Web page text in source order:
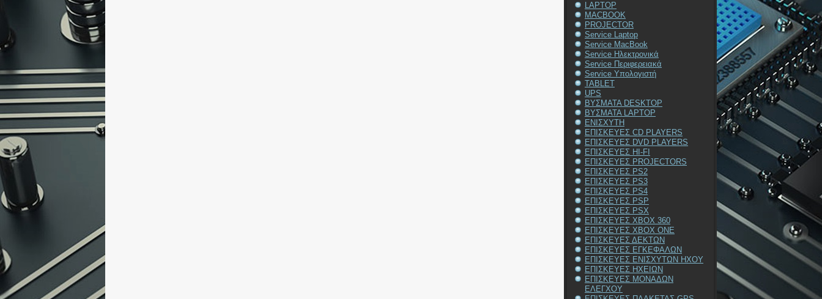
LAPTOP
MACBOOK
PROJECTOR
Service Laptop
Service MacBook
Service Ηλεκτρονικά
Service Περιφερειακά
Service Υπολογιστή
TABLET
UPS
ΒΥΣΜΑΤΑ DESKTOP
ΒΥΣΜΑΤΑ LAPTOP
ΕΝΙΣΧΥΤΗ
ΕΠΙΣΚΕΥΕΣ CD PLAYERS
ΕΠΙΣΚΕΥΕΣ DVD PLAYERS
ΕΠΙΣΚΕΥΕΣ HI-FI
ΕΠΙΣΚΕΥΕΣ PROJECTORS
ΕΠΙΣΚΕΥΕΣ PS2
ΕΠΙΣΚΕΥΕΣ PS3
ΕΠΙΣΚΕΥΕΣ PS4
ΕΠΙΣΚΕΥΕΣ PSP
ΕΠΙΣΚΕΥΕΣ PSX
ΕΠΙΣΚΕΥΕΣ XBOX 360
ΕΠΙΣΚΕΥΕΣ XBOX ONE
ΕΠΙΣΚΕΥΕΣ ΔΕΚΤΩΝ
ΕΠΙΣΚΕΥΕΣ ΕΓΚΕΦΑΛΩΝ
ΕΠΙΣΚΕΥΕΣ ΕΝΙΣΧΥΤΩΝ ΗΧΟΥ
ΕΠΙΣΚΕΥΕΣ ΗΧΕΙΩΝ
ΕΠΙΣΚΕΥΕΣ ΜΟΝΑΔΩΝ
ΕΛΕΓΧΟΥ